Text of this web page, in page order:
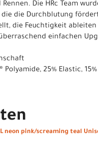
Rennen. Die HRc Team
die die Durchblutung
die Feuchtigkeit
einfachen
Polyamide, 25% Elastic,
L neon pink/screaming teal